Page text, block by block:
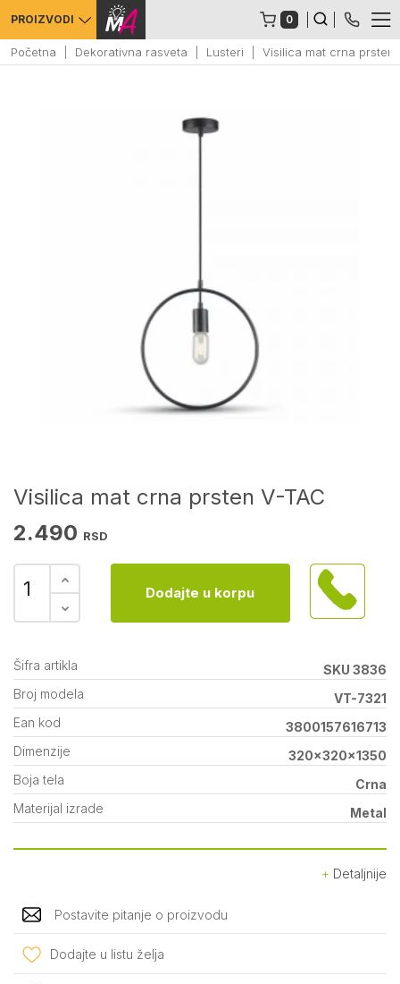
PROIZVODI 0
Početna Dekorativna rasveta Lusteri Visilica mat crna prsten
Visilica mat crna prsten V-TAC
2.490 RSD
Dodajte u korpu
Šifra artikla
SKU 3836
Broj modela
VT-7321
Ean kod
3800157616713
Dimenzije
320x320x1350
Boja tela
Crna
Materijal izrade
Metal
Detaljnije
Postavite pitanje o proizvodu
Dodajte u listu želja